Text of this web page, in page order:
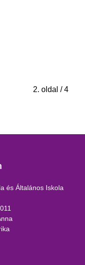
2. oldal / 4
és Általános Iskola